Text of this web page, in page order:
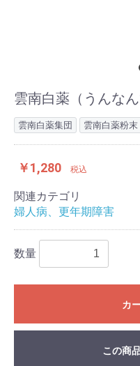
雲南白薬（うんなん
雲南白薬集団 雲南白薬粉末
￥1,280 税込
関連カテゴリ
婦人病、更年期障害
数量
カ
この商